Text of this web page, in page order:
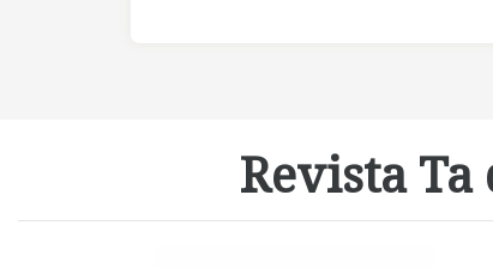
Revista